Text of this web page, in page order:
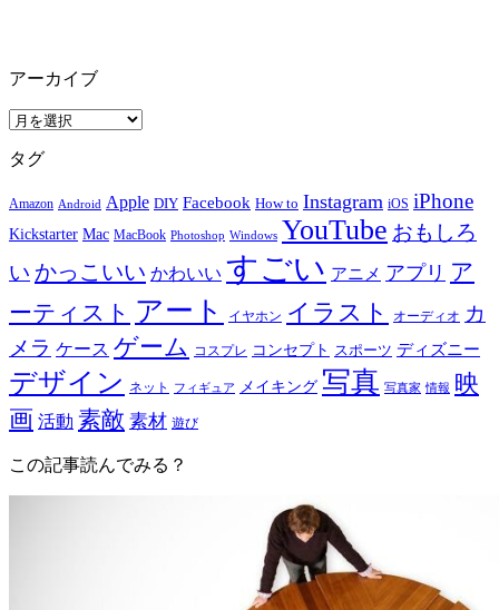
アーカイブ
ア
カ
ブ
タグ
Amazon Android Apple DIY Facebook How to Instagram iOS iPhone
Kickstarter Mac MacBook Photoshop Windows YouTube おもしろ
い かっこいい かわいい すごい アニメ アプリ ア
ーティスト アート イヤホン イラスト オーディオ カ
メラ ケース ゲーム コスプレ コンセプト スポーツ ディズニー
デザイン ネット フィギュア メイキング 写真 写真家 情報 映
画 活動 素敵 素材 遊び
この記事読んでみる？